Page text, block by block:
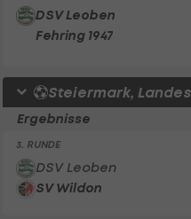
DSV Leoben
Fehring 1947
Steiermark,
Ergebnisse
3. RUNDE
DSV Leoben
SV Wildon